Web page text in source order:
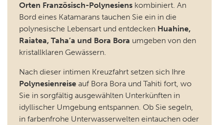
Orten Französisch-Polynesiens kombiniert. An
Bord eines Katamarans tauchen Sie ein in die
polynesische Lebensart und entdecken Huahine,
Raiatea, Taha’a und Bora Bora umgeben von den
kristallklaren Gewässern.
Nach dieser intimen Kreuzfahrt setzen sich Ihre
Polynesienreise auf Bora Bora und Tahiti fort, wo
Sie in sorgfältig ausgewählten Unterkünften in
idyllischer Umgebung entspannen. Ob Sie segeln,
in farbenfrohe Unterwasserwelten eintauchen oder